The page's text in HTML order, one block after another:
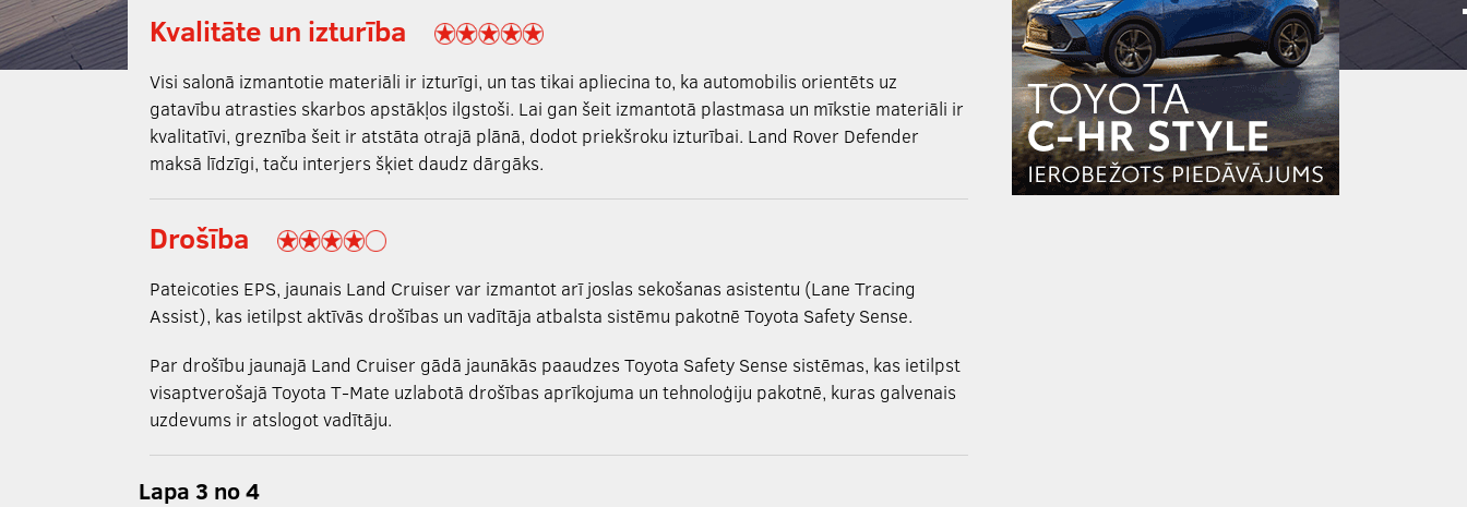
Kvalitāte un izturība
Visi salonā izmantotie materiāli ir izturīgi, un tas tikai apliecina to, ka automobilis orientēts uz
gatavību atrasties skarbos apstākļos ilgstoši. Lai gan šeit izmantotā plastmasa un mīkstie materiāli ir
kvalitatīvi, greznība šeit ir atstāta otrajā plānā, dodot priekšroku izturībai. Land Rover Defender
maksā līdzīgi, taču interjers šķiet daudz dārgāks.
Drošība
Pateicoties EPS, jaunais Land Cruiser var izmantot arī joslas sekošanas asistentu (Lane Tracing
Assist), kas ietilpst aktīvās drošības un vadītāja atbalsta sistēmu pakotnē Toyota Safety Sense.
Par drošību jaunajā Land Cruiser gādā jaunākās paaudzes Toyota Safety Sense sistēmas, kas ietilpst
visaptverošajā Toyota T-Mate uzlabotā drošības aprīkojuma un tehnoloģiju pakotnē, kuras galvenais
uzdevums ir atslogot vadītāju.
Lapa 3 no 4